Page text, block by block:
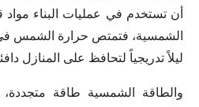
أن تستخدم في عمليات البناء
الشمسية، فتمتص حرارة الشمس في
ليلاً تدريجياً لتحافظ على المنازل
والطاقة الشمسية طاقة متجددة،